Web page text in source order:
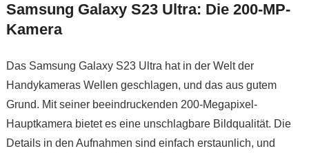
Samsung Galaxy S23 Ultra: Die 200-MP-
Kamera
Das Samsung Galaxy S23 Ultra hat in der Welt der
Handykameras Wellen geschlagen, und das aus gutem
Grund. Mit seiner beeindruckenden 200-Megapixel-
Hauptkamera bietet es eine unschlagbare Bildqualität. Die
Details in den Aufnahmen sind einfach erstaunlich, und